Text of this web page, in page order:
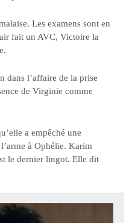
Les examens sont en
fait un AVC, Victoire la
dans l’affaire de la prise
de Virginie comme
a empêché une
à Ophélie. Karim
le dernier lingot. Elle dit